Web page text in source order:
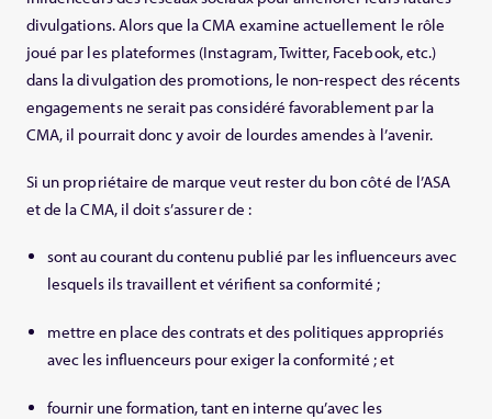
divulgations. Alors que la CMA examine actuellement le rôle
joué par les plateformes (Instagram, Twitter, Facebook, etc.)
dans la divulgation des promotions, le non-respect des récents
engagements ne serait pas considéré favorablement par la
CMA, il pourrait donc y avoir de lourdes amendes à l’avenir.
Si un propriétaire de marque veut rester du bon côté de l’ASA
et de la CMA, il doit s’assurer de :
sont au courant du contenu publié par les influenceurs avec
lesquels ils travaillent et vérifient sa conformité ;
mettre en place des contrats et des politiques appropriés
avec les influenceurs pour exiger la conformité ; et
fournir une formation, tant en interne qu’avec les